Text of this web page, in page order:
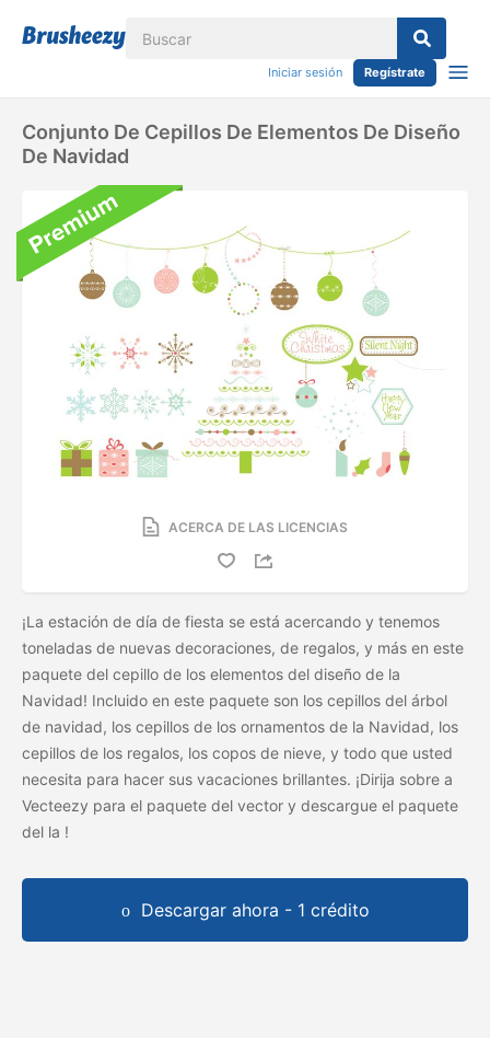
Iniciar sesión Regístrate
Conjunto De Cepillos De Elementos De Diseño
De Navidad
ACERCA DE LAS LICENCIAS
¡La estación de día de fiesta se está acercando y tenemos
toneladas de nuevas decoraciones, de regalos, y más en este
paquete del cepillo de los elementos del diseño de la
Navidad! Incluido en este paquete son los cepillos del árbol
de navidad, los cepillos de los ornamentos de la Navidad, los
cepillos de los regalos, los copos de nieve, y todo que usted
necesita para hacer sus vacaciones brillantes. ¡Dirija sobre a
Vecteezy para el paquete del vector y descargue el paquete
del la !
Descargar ahora - 1 crédito